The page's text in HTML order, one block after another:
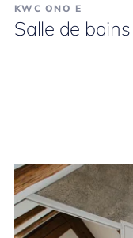
KWC ONO E
Salle de